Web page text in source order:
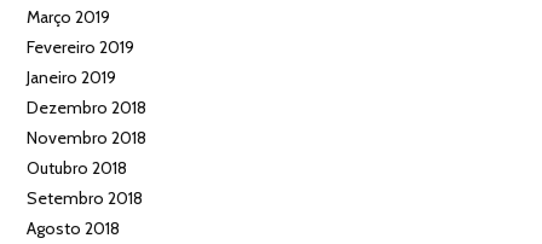
Março 2019
Fevereiro 2019
Janeiro 2019
Dezembro 2018
Novembro 2018
Outubro 2018
Setembro 2018
Agosto 2018